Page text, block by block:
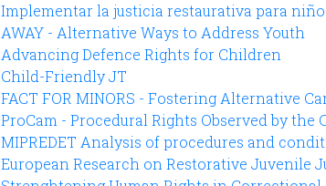
Implementar la justicia restaurativa para
AWAY - Alternative Ways to Address Youth
Advancing Defence Rights for Children
Child-Friendly JT
FACT FOR MINORS - Fostering Alternative
ProCam - Procedural Rights Observed by the
MIPREDET Analysis of procedures and
European Research on Restorative Juvenile